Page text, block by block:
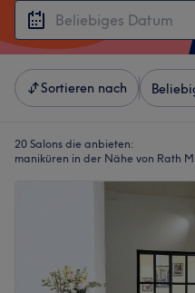
Sortieren nach
20 Salons die anbieten:
maniküren in der Nähe von Rath